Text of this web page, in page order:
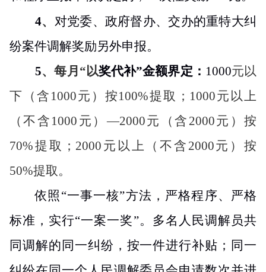
4、 对党委、政府督办、交办的重特大纠
纷案件调解奖励另外申报。
5、每月“以奖代补”金额界定： 1000元以
下（含 1000元）按100%提取； 1000元以上
（不含 1000 元）—2000元（含 2000元）按
70%提取； 2000 元以上（不含 2000元）按
50%提取。
依照“一事一核”方法，严格程序、严格
标准，实行“一案一奖”。多名人民调解员共
同调解的同一纠纷，按一件进行补贴；同一